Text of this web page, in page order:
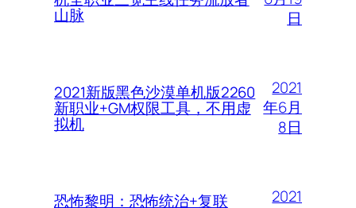
山脉
日
2021新版黑色沙漠单机版2260
新职业+GM权限工具，不用虚
拟机
2021
年6月
8日
恐怖黎明：恐怖统治+复联
2021